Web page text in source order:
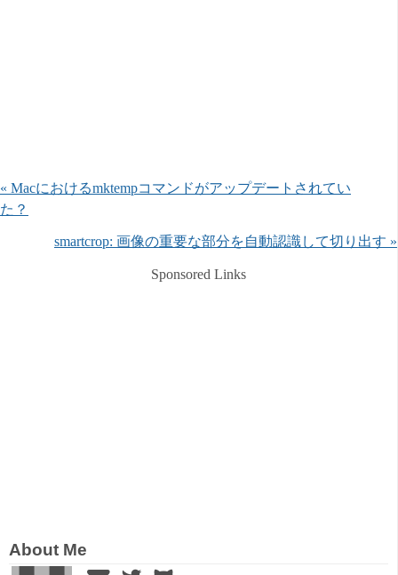
« Macにおけるmktempコマンドがアップデートされてい
た？
smartcrop: 画像の重要な部分を自動認識して切り出す »
Sponsored Links
About Me